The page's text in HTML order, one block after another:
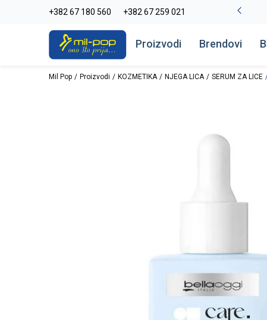
+382 67 180 560 +382 67 259 021
-20% na kompletan asortiman Pogledaj više
Proizvodi Brendovi
Mil Pop Proizvodi KOZMETIKA NJEGA LICA SERUM ZA LICE